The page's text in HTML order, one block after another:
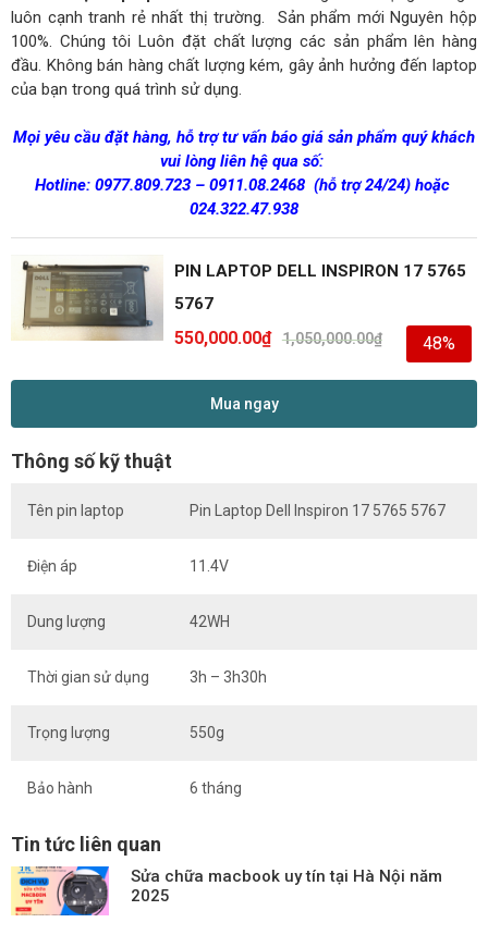
luôn cạnh tranh rẻ nhất thị trường. Sản phẩm mới Nguyên hộp
100%. Chúng tôi Luôn đặt chất lượng các sản phẩm lên hàng
đầu. Không bán hàng chất lượng kém, gây ảnh hưởng đến laptop
của bạn trong quá trình sử dụng.
Mọi yêu cầu đặt hàng, hỗ trợ tư vấn báo giá sản phẩm quý khách
vui lòng liên hệ qua số:
Hotline: 0977.809.723– 0911.08.2468 (hỗ trợ 24/24)hoặc
024.322.47.938
PIN LAPTOP DELL INSPIRON 17 5765
5767
1,050,000.00₫
550,000.00₫ 48%
Mua ngay
Thông số kỹ thuật
Tên pin laptop Pin Laptop Dell Inspiron 17 5765 5767
Điện áp 11.4V
Dung lượng 42WH
Thời gian sử dụng 3h – 3h30h
Trọng lượng 550g
Bảo hành 6 tháng
Tin tức liên quan
Sửa chữa macbook uy tín tại Hà Nội năm
2025